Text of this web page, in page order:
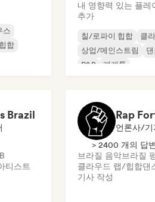
스
힙합
내 영향력 있는 플레
추가
칠/로파이 힙합
클
상업/메인스트림
R&B
레게톤
Brazil
티스트
Rap
언론사/기
> 2400 개의 답
브라질 음악브라질
클라우드 랩/힙합댄
기사 작성